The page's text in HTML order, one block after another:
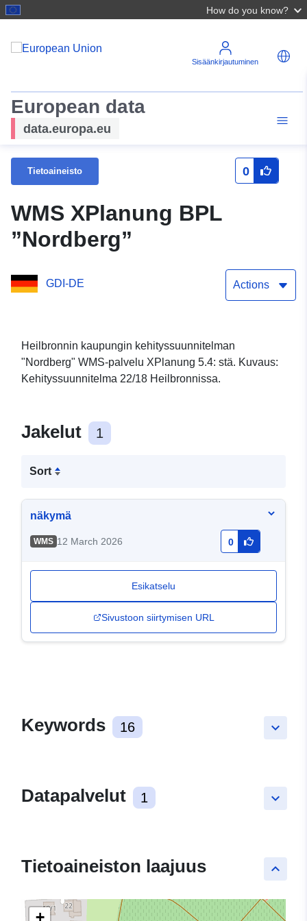
How do you know?
Sisäänkirjautuminen
European data
data.europa.eu
Tietoaineisto 0
WMS XPlanung BPL
”Nordberg”
GDI-DE Actions
Heilbronnin kaupungin kehityssuunnitelman
"Nordberg" WMS-palvelu XPlanung 5.4: stä. Kuvaus:
Kehityssuunnitelma 22/18 Heilbronnissa.
Jakelut 1
Sort
näkymä
WMS 12 March 2026 0
Esikatselu
Sivustoon siirtymisen URL
keyboard_arrow_down
Keywords 16
keyboard_arrow_down
Datapalvelut 1
keyboard_arrow_up
Tietoaineiston laajuus
+